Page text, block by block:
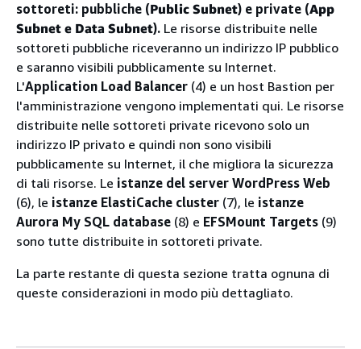
sottoreti: pubbliche (Public Subnet) e private (App
Subnet e Data Subnet). Le risorse distribuite nelle
sottoreti pubbliche riceveranno un indirizzo IP pubblico
e saranno visibili pubblicamente su Internet.
L'Application Load Balancer (4) e un host Bastion per
l'amministrazione vengono implementati qui. Le risorse
distribuite nelle sottoreti private ricevono solo un
indirizzo IP privato e quindi non sono visibili
pubblicamente su Internet, il che migliora la sicurezza
di tali risorse. Le istanze del server WordPress Web
(6), le istanze ElastiCache cluster (7), le istanze
Aurora My SQL database (8) e EFSMount Targets (9)
sono tutte distribuite in sottoreti private.
La parte restante di questa sezione tratta ognuna di
queste considerazioni in modo più dettagliato.